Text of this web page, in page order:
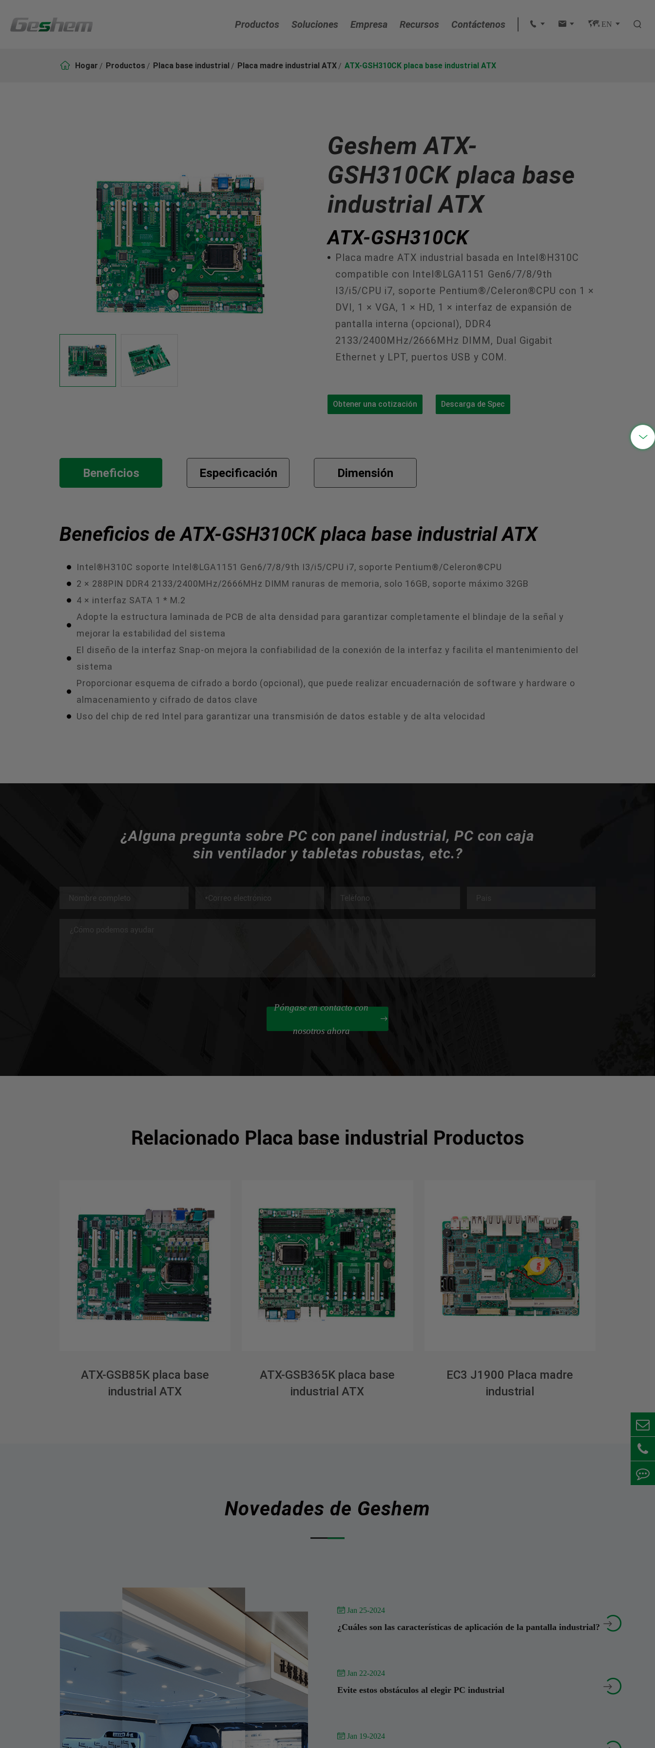
Productos Soluciones Empresa Recursos Contáctenos      EN  
 Hogar Productos Placa base industrial Placa madre industrial ATX ATX-GSH310CK placa base industrial ATX
Geshem ATX-
GSH310CK placa base
industrial ATX
ATX-GSH310CK
Placa madre ATX industrial basada en Intel®H310C
compatible con Intel®LGA1151 Gen6/7/8/9th
I3/i5/CPU i7, soporte Pentium®/Celeron®CPU con 1 ×
DVI, 1 × VGA, 1 × HD, 1 × interfaz de expansión de
pantalla interna (opcional), DDR4
2133/2400MHz/2666MHz DIMM, Dual Gigabit
Ethernet y LPT, puertos USB y COM.
Obtener una cotización Descarga de Spec

Beneficios Especificación Dimensión
Beneficios de ATX-GSH310CK placa base industrial ATX
Intel®H310C soporte Intel®LGA1151 Gen6/7/8/9th I3/i5/CPU i7, soporte Pentium®/Celeron®CPU
2 × 288PIN DDR4 2133/2400MHz/2666MHz DIMM ranuras de memoria, solo 16GB, soporte máximo 32GB
4 × interfaz SATA 1 * M.2
Adopte la estructura laminada de PCB de alta densidad para garantizar completamente el blindaje de la señal y
mejorar la estabilidad del sistema
El diseño de la interfaz Snap-on mejora la confiabilidad de la conexión de la interfaz y facilita el mantenimiento del
sistema
Proporcionar esquema de cifrado a bordo (opcional), que puede realizar encuadernación de software y hardware o
almacenamiento y cifrado de datos clave
Uso del chip de red Intel para garantizar una transmisión de datos estable y de alta velocidad
¿Alguna pregunta sobre PC con panel industrial, PC con caja
sin ventilador y tabletas robustas, etc.?
Póngase en contacto con
nosotros ahora

Relacionado Placa base industrial Productos
ATX-GSB85K placa base
industrial ATX
ATX-GSB365K placa base
industrial ATX
EC3 J1900 Placa madre
industrial
Novedades de Geshem
 Jan 25-2024
¿Cuáles son las características de aplicación de la pantalla industrial? 

 Jan 22-2024
Evite estos obstáculos al elegir PC industrial 

 Jan 19-2024